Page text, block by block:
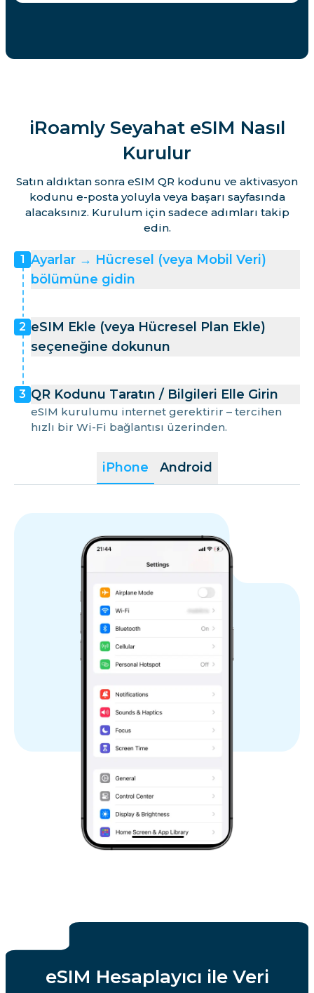
iRoamly Seyahat eSIM Nasıl
Kurulur
Satın aldıktan sonra eSIM QR kodunu ve aktivasyon
kodunu e-posta yoluyla veya başarı sayfasında
alacaksınız. Kurulum için sadece adımları takip
edin.
iPhone Android
1
Ayarlar → Hücresel (veya Mobil Veri)
bölümüne gidin
2 eSIM Ekle (veya Hücresel Plan Ekle)
seçeneğine dokunun
3 QR Kodunu Taratın / Bilgileri Elle Girin
eSIM kurulumu internet gerektirir – tercihen
hızlı bir Wi-Fi bağlantısı üzerinden.
eSIM Hesaplayıcı ile Veri